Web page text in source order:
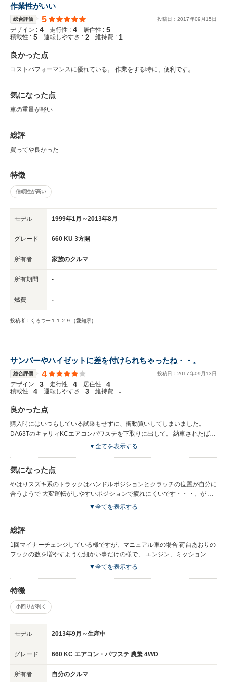
作業性がいい
総合評価 5 投稿日： 2017年09 月 15日
デザイン : 4 走行性 : 4 居住性 : 5
積載性 : 5 運転しやすさ : 2 維持費 : 1
良かった点
コストパフォーマンスに優れている。 作業をする時に、便利です。
気になった点
車の重量が軽い
総評
買ってや良かった
特徴
信頼性が高い
モデル 1999年1月～2013年8月
グレード 660 KU 3方開
所有者 家族のクルマ
所有期間 -
燃費 -
投稿者：くろつー１１２９（愛知県）
サンバーやハイゼットに差を付けられちゃったね・・。
総合評価 4 投稿日： 2017年09 月 13日
デザイン : 3 走行性 : 4 居住性 : 4
積載性 : 4 運転しやすさ : 3 維持費 : -
良かった点
購入時にはいつもしている試乗もせずに、衝動買いしてしまいました。
DA63TのキャリィKCエアコンパワステを下取りに出して。 納車されたばか
りですのでまだよくわかりませんが、 K6Aから代わった、R06Aのエンジン
ボディまで軽量化していますから。 ホイールベースも短くなりましたの
で、DG63T（DA63T）より 小回りが利きますね。乗り心地もソフトです。
外装で良い事は 63Tよりヘッドランプがきれいになった そんなくらいです
際インパネの上部に付けられる様になり、やっと使える位置になりました。
▼全てを表示する
気になった点
やはりスズキ系のトラックはハンドルポジションとクラッチの位置が自分に
合うようで 大変運転がしやすいポジションで疲れにくいです・・・、が 今
回のスクラムはクラッチミートがスムースではない、遊びを調整してもどう
マニュアルを運転している様に ギクシャク ガタンガタン してうまくつ
なげていけません。 こう思っているのは私だけではないはずです。 新型の
ハイゼットを試乗した際には、全く気にならなかった事です。 動力性能も
ラな感じのボディやインパネ類、 最近のスズキ系の車は チープ です
ね。そこが残念です。
▼全てを表示する
総評
1回マイナーチェンジしている様ですが、マニュアル車の場合 荷台あおりの
フックの数を増やすような細かい事だけの様で、 エンジン、ミッション系
は何も変更が無い様ですので、 クラッチミートの件、是非改良して頂く様
▼全てを表示する
特徴
小回りが利く
モデル 2013年9月～生産中
グレード 660 KC エアコン・パワステ 農繁 4WD
所有者 自分のクルマ